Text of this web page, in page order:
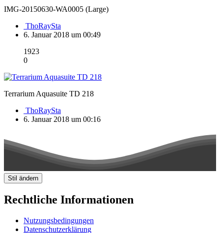
IMG-20150630-WA0005 (Large)
ThoRaySta
6. Januar 2018 um 00:49
1923
0
Terrarium Aquasuite TD 218
ThoRaySta
6. Januar 2018 um 00:16
Stil ändern
Rechtliche Informationen
Nutzungsbedingungen
Datenschutzerklärung